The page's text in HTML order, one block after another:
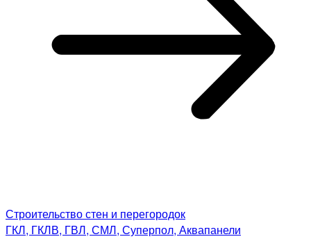
Строительство стен и перегородок
ГКЛ, ГКЛВ, ГВЛ, СМЛ, Суперпол, Аквапанели